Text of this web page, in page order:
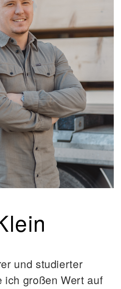
und studierter
ich großen Wert auf